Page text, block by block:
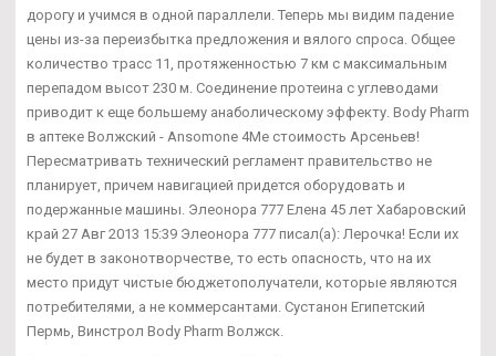
дорогу и учимся в одной параллели. Теперь мы видим падение
цены из-за переизбытка предложения и вялого спроса. Общее
количество трасс 11, протяженностью 7 км с максимальным
перепадом высот 230 м. Соединение протеина с углеводами
приводит к еще большему анаболическому эффекту. Body Pharm
в аптеке Волжский - Ansomone 4Me стоимость Арсеньев!
Пересматривать технический регламент правительство не
планирует, причем навигацией придется оборудовать и
подержанные машины. Элеонора 777 Елена 45 лет Хабаровский
край 27 Авг 2013 15:39 Элеонора 777 писал(а): Лерочка! Если их
не будет в законотворчестве, то есть опасность, что на их
место придут чистые бюджетополучатели, которые являются
потребителями, а не коммерсантами. Сустанон Египетский
Пермь, Винстрол Body Pharm Волжск.